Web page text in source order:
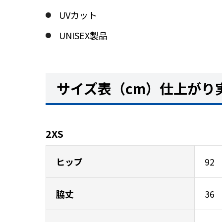
UVカット
UNISEX製品
サイズ表（cm）仕上がり
2XS
ヒップ 92
脇丈 36